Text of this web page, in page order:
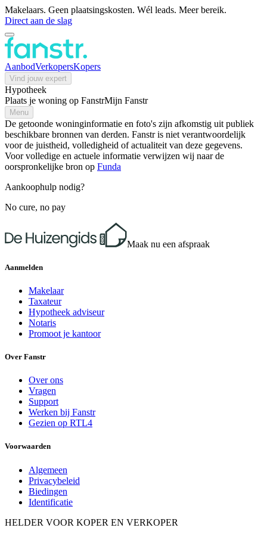
Makelaars. Geen plaatsingskosten. Wél leads. Meer bereik.
Direct aan de slag
AanbodVerkopersKopers
Vind jouw expert
Hypotheek
Plaats je woning op FanstrMijn Fanstr
Menu
De getoonde woninginformatie en foto's zijn afkomstig uit publiek
beschikbare bronnen van derden. Fanstr is niet verantwoordelijk
voor de juistheid, volledigheid of actualiteit van deze gegevens.
Voor volledige en actuele informatie verwijzen wij naar de
oorspronkelijke bron op Funda
Aankoophulp nodig?
No cure, no pay
Maak nu een afspraak
Aanmelden
Makelaar
Taxateur
Hypotheek adviseur
Notaris
Promoot je kantoor
Over Fanstr
Over ons
Vragen
Support
Werken bij Fanstr
Gezien op RTL4
Voorwaarden
Algemeen
Privacybeleid
Biedingen
Identificatie
HELDER VOOR KOPER EN VERKOPER